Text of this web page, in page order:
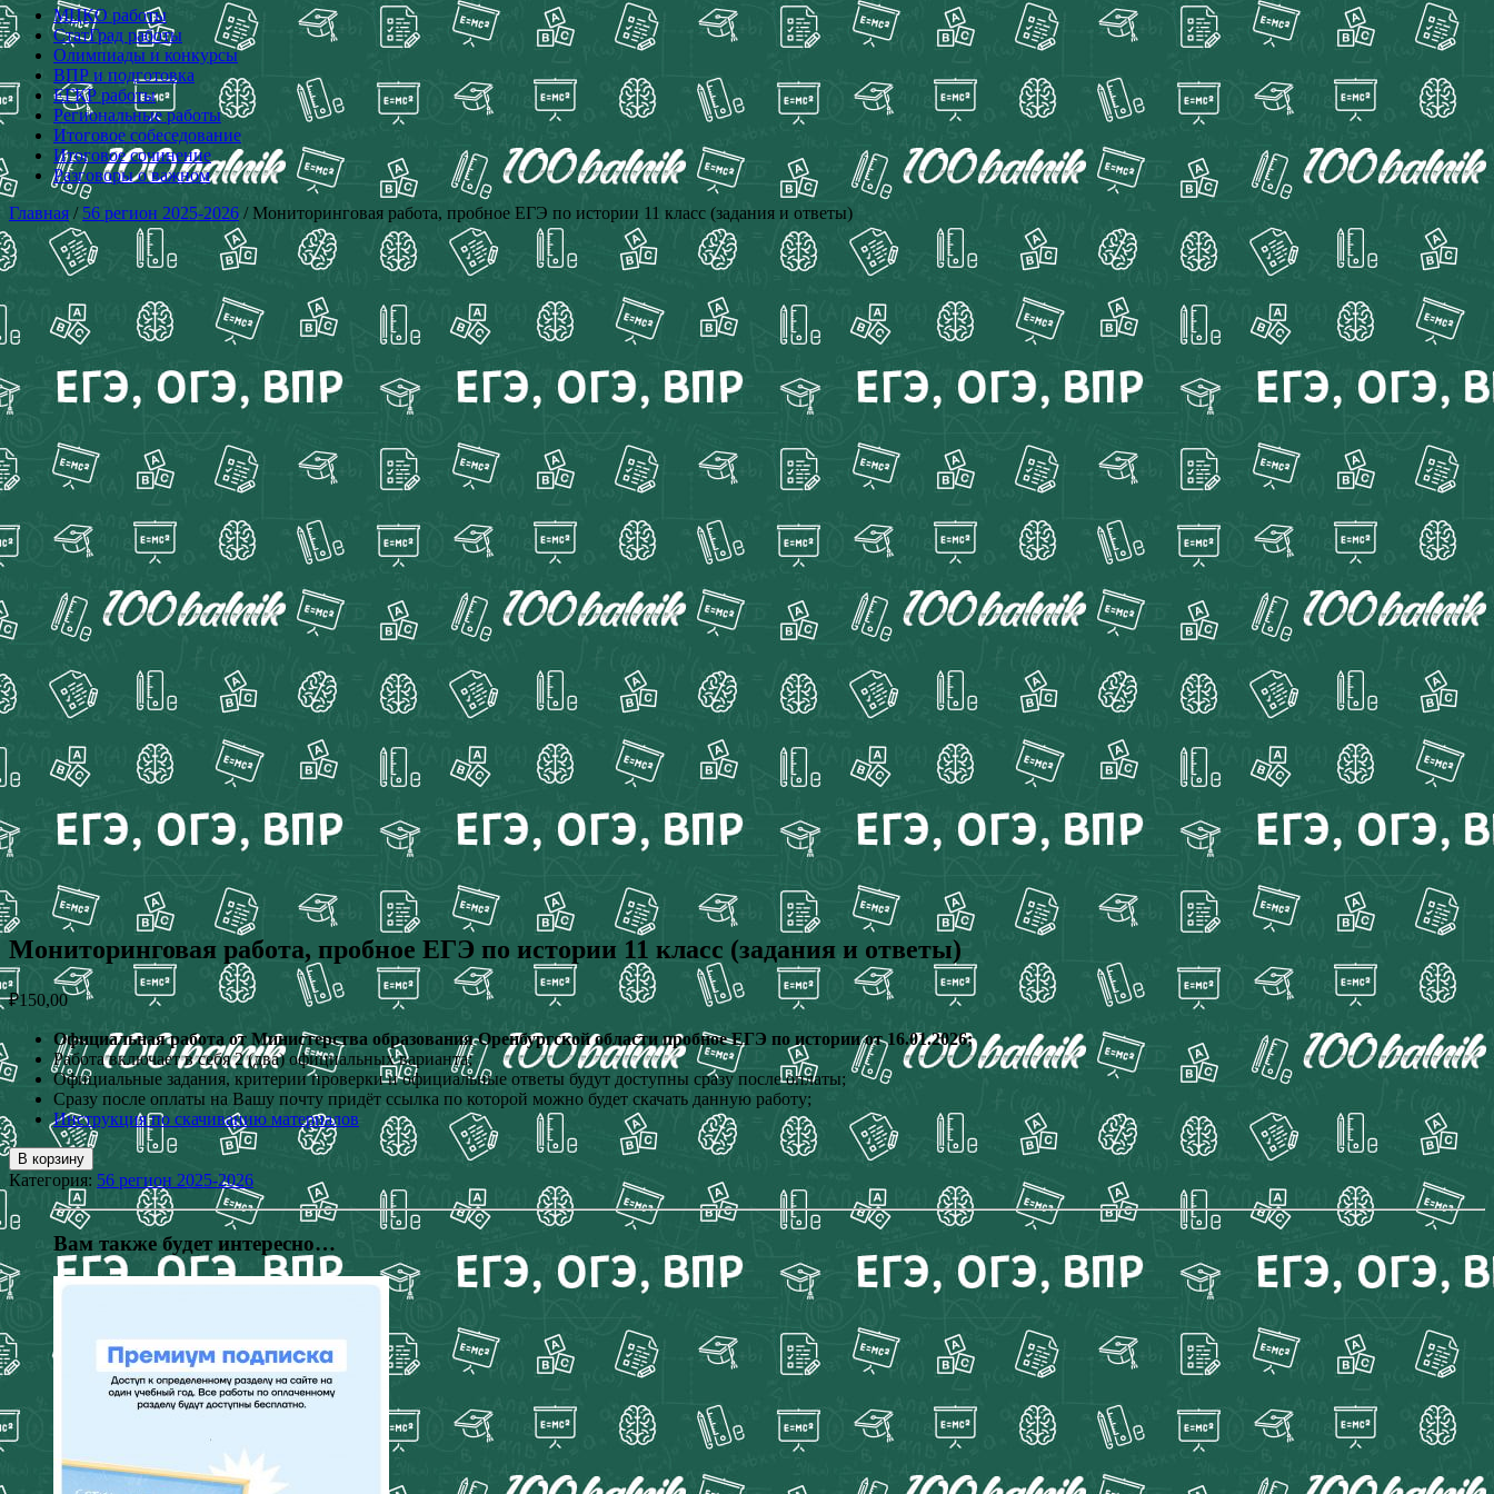
МЦКО работы
СтатГрад работы
Олимпиады и конкурсы
ВПР и подготовка
ЕГКР работы
Региональные работы
Итоговое собеседование
Итоговое сочинение
Разговоры о важном
Главная / 56 регион 2025-2026 / Мониторинговая работа, пробное ЕГЭ по истории 11 класс (задания и ответы)
Мониторинговая работа, пробное ЕГЭ по истории 11 класс (задания и ответы)
₽150,00
Официальная работа от Министерства образования Оренбургской области пробное ЕГЭ по истории от 16.01.2026;
Работа включает в себя 2 (два) официальных варианта;
Официальные задания, критерии проверки и официальные ответы будут доступны сразу после оплаты;
Сразу после оплаты на Вашу почту придёт ссылка по которой можно будет скачать данную работу;
Инструкция по скачиванию материалов
В корзину
Категория: 56 регион 2025-2026
Вам также будет интересно…